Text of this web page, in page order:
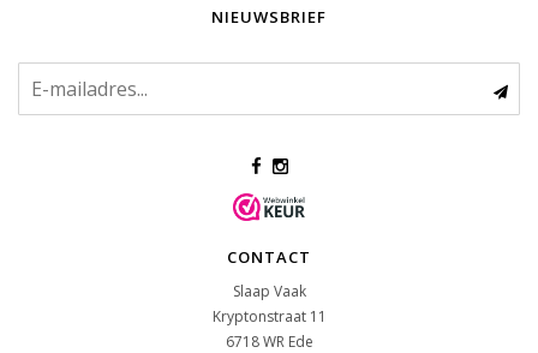
NIEUWSBRIEF
CONTACT
Slaap Vaak
Kryptonstraat 11
6718 WR Ede